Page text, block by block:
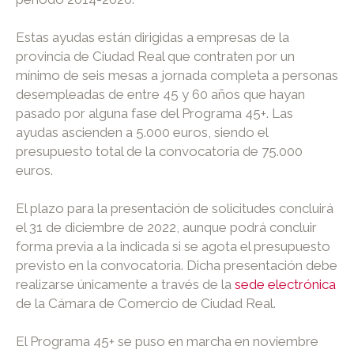
Estas ayudas están dirigidas a empresas de la
provincia de Ciudad Real que contraten por un
mínimo de seis mesas a jornada completa a personas
desempleadas de entre 45 y 60 años que hayan
pasado por alguna fase del Programa 45+. Las
ayudas ascienden a 5.000 euros, siendo el
presupuesto total de la convocatoria de 75.000
euros.
El plazo para la presentación de solicitudes concluirá
el 31 de diciembre de 2022, aunque podrá concluir
forma previa a la indicada si se agota el presupuesto
previsto en la convocatoria. Dicha presentación debe
realizarse únicamente a través de la sede electrónica
de la Cámara de Comercio de Ciudad Real.
El Programa 45+ se puso en marcha en noviembre